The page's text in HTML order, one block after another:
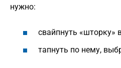
нужно:
свайпнуть «шторку»
тапнуть по нему,